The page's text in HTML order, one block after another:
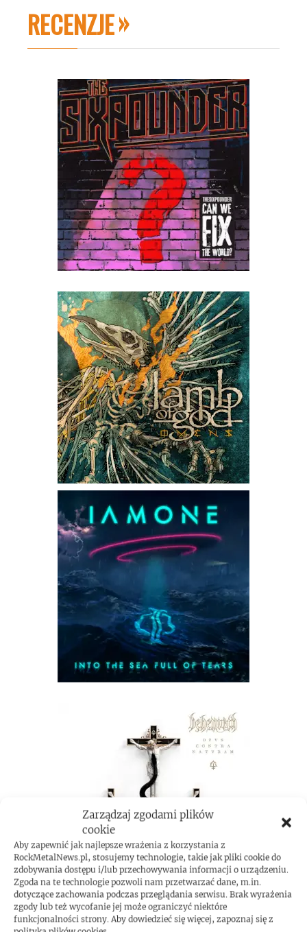
Zarządzaj zgodami plików
cookie
Aby zapewnić jak najlepsze wrażenia z korzystania z
RockMetalNews.pl, stosujemy technologie, takie jak pliki cookie do
zdobywania dostępu i/lub przechowywania informacji o urządzeniu.
Zgoda na te technologie pozwoli nam przetwarzać dane, m.in.
dotyczące zachowania podczas przeglądania serwisu. Brak wyrażenia
zgody lub też wycofanie jej może ograniczyć niektóre
funkcjonalności strony. Aby dowiedzieć się więcej, zapoznaj się z
RECENZJE